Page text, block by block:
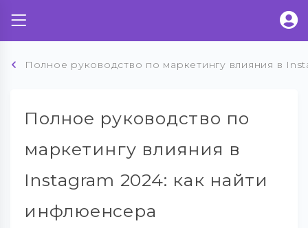
Полное руководство по маркетингу влияния в
Полное руководство по
маркетингу влияния в
Instagram 2024: как найти
инфлюенсера